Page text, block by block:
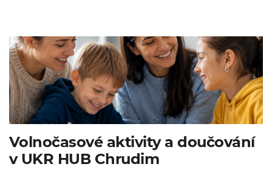
Volnočasové aktivity a doučování
v UKR HUB Chrudim